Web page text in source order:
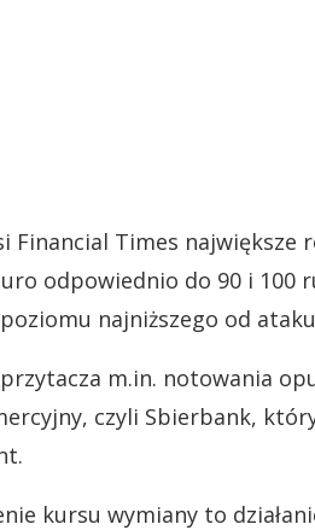
Financial Times
odpowiednio do 90 i
najniższego od
m.in. notowania
czyli Sbierbank,
kursu wymiany to